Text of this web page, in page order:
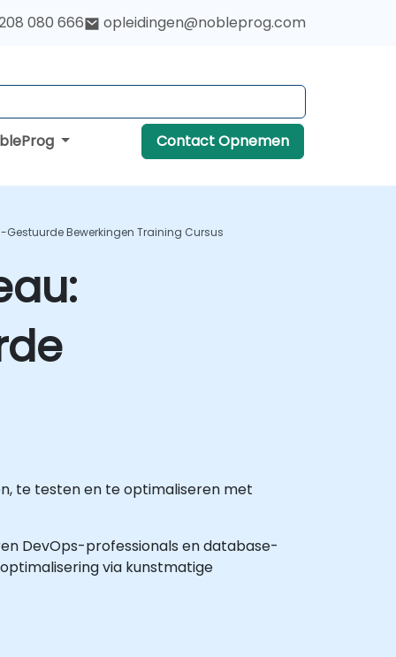
080 666 opleidingen@nobleprog.com
Contact Opnemen
Gestuurde Bewerkingen Training Cursus
te testen en te optimaliseren met
DevOps-professionals en database-
via kunstmatige